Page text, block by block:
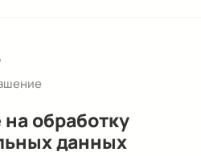
обработку
данных